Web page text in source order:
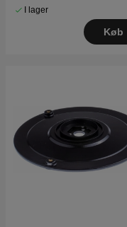
I lager
Køb